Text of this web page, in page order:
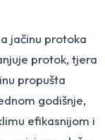
jačinu protoka
protok, tjera
propušta
godišnje,
efikasnijom i